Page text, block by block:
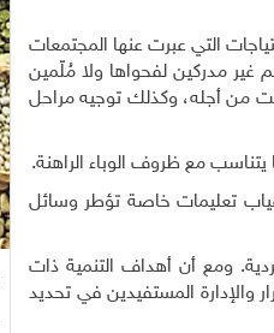
التي عبرت عنها المجتمعات
مدركين لفحواها ولا مُلّمين
من أجل تحقيق الأهداف الــ 17 لمغزاها الذي وُضعت من أجله، وكذلك توجيه مراحل
مع ظروف الوباء الراهنة.
تعليمات خاصة تؤطر وسائل
ومع أن أهداف التنمية ذات
والإدارة المستفيدين في تحديد